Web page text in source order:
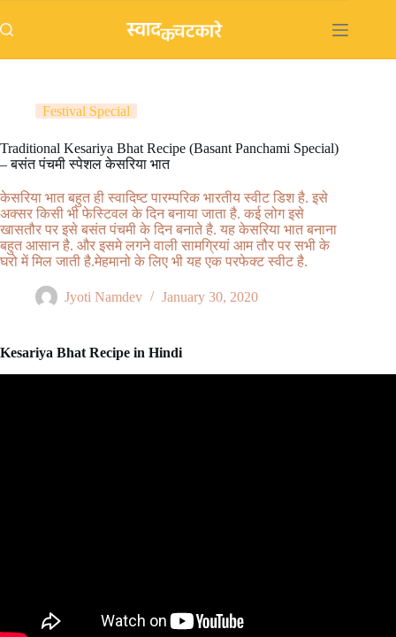
to
content
Festival Special
Traditional Kesariya Bhat Recipe (Basant Panchami Special)
– बसंत पंचमी स्पेशल केसरिया भात
केसरिया भात बहुत ही स्वादिष्ट पारम्परिक भारतीय स्वीट डिश है. इसे
अक्सर किसी भी फेस्टिवल के दिन बनाया जाता है. कई लोग इसे
खासतौर पर इसे बसंत पंचमी के दिन बनाते है. यह केसरिया भात बनाना
बहुत आसान है. और इसमे लगने वाली सामग्रियां आम तौर पर सभी के
घरो में मिल जाती है.मेहमानो के लिए भी यह एक परफेक्ट स्वीट है.
Jyoti Namdev January 30, 2020
Kesariya Bhat Recipe in Hindi